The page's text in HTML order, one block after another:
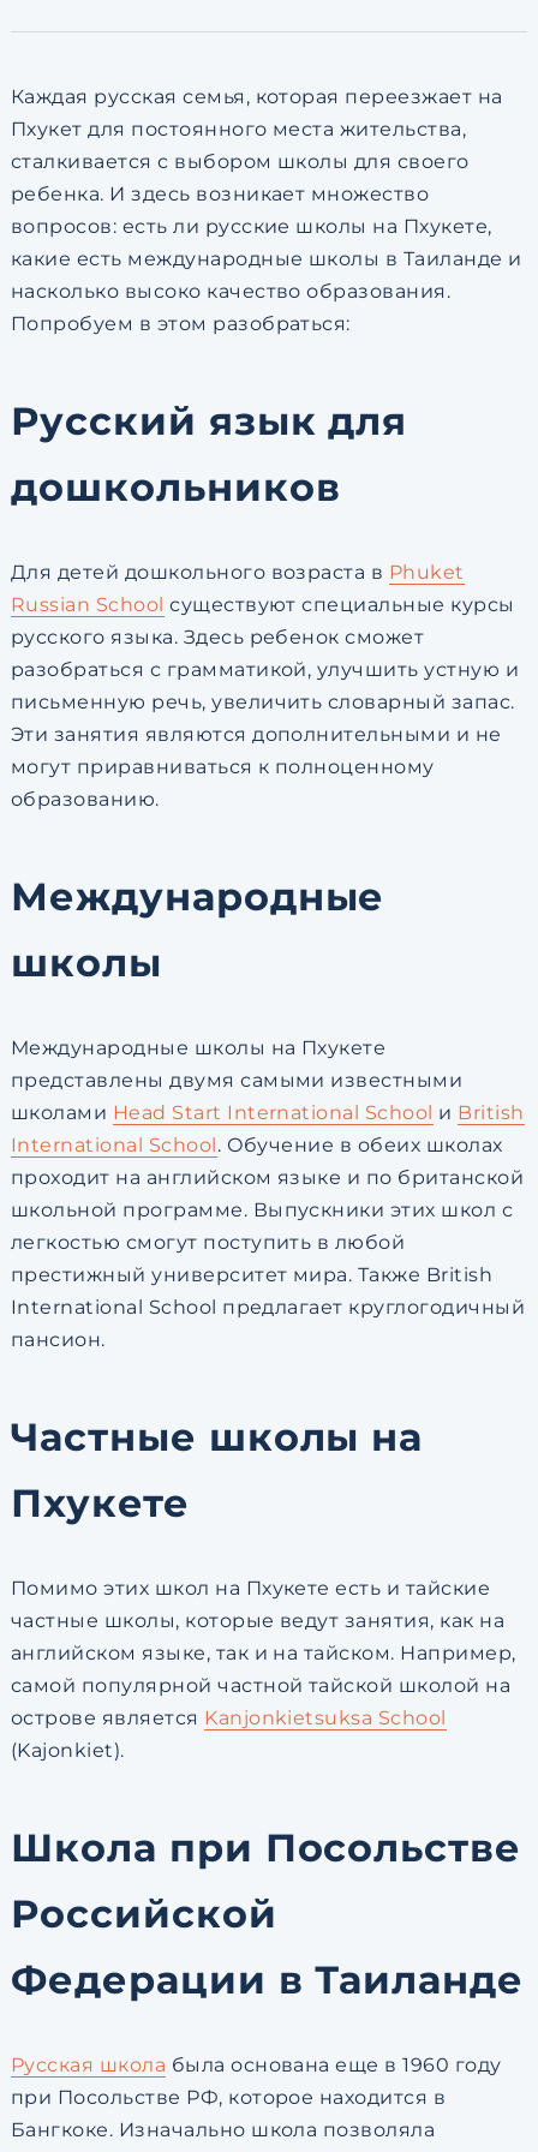
Каждая русская семья, которая переезжает на
Пхукет для постоянного места жительства,
сталкивается с выбором школы для своего
ребенка. И здесь возникает множество
вопросов: есть ли русские школы на Пхукете,
какие есть международные школы в Таиланде и
насколько высоко качество образования.
Попробуем в этом разобраться:
Русский язык для
дошкольников
Для детей дошкольного возраста в Phuket
Russian School существуют специальные курсы
русского языка. Здесь ребенок сможет
разобраться с грамматикой, улучшить устную и
письменную речь, увеличить словарный запас.
Эти занятия являются дополнительными и не
могут приравниваться к полноценному
образованию.
Международные
школы
Международные школы на Пхукете
представлены двумя самыми известными
школами Head Start International School и British
International School. Обучение в обеих школах
проходит на английском языке и по британской
школьной программе. Выпускники этих школ с
легкостью смогут поступить в любой
престижный университет мира. Также British
International School предлагает круглогодичный
пансион.
Частные школы на
Пхукете
Помимо этих школ на Пхукете есть и тайские
частные школы, которые ведут занятия, как на
английском языке, так и на тайском. Например,
самой популярной частной тайской школой на
острове является Kanjonkietsuksa School
(Kajonkiet).
Школа при Посольстве
Российской
Федерации в Таиланде
Русская школа была основана еще в 1960 году
при Посольстве РФ, которое находится в
Бангкоке. Изначально школа позволяла